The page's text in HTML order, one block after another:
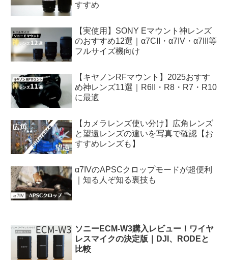
すすめ
【実使用】SONY Eマウント神レンズ
のおすすめ12選｜α7CII・α7IV・α7III等
フルサイズ機向け
【キヤノンRFマウント】2025おすす
め神レンズ11選｜R6II・R8・R7・R10
に最適
【カメラレンズ使い分け】広角レンズ
と望遠レンズの違いを写真で確認【お
すすめレンズも】
α7IVのAPSCクロップモードが超便利
｜知る人ぞ知る裏技も
ソニーECM-W3購入レビュー！ワイヤ
レスマイクの決定版｜DJI、RODEと
比較